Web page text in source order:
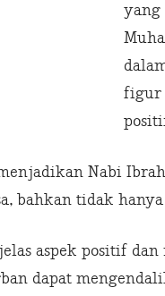
yang
figur
Nabi
bahkan tidak
aspek positif
dapat